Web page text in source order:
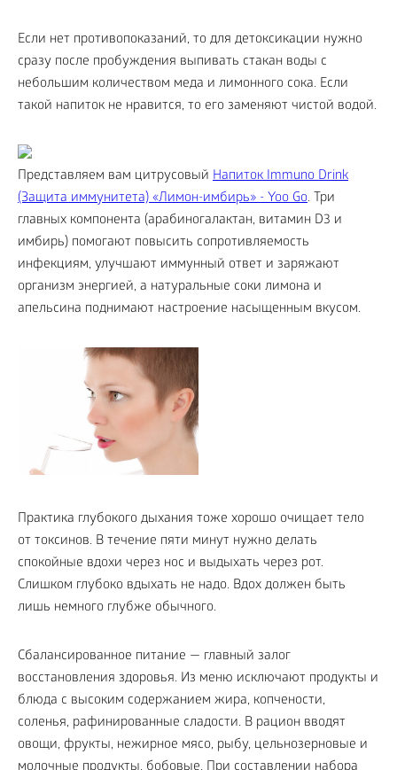
Если нет противопоказаний, то для детоксикации нужно
сразу после пробуждения выпивать стакан воды с
небольшим количеством меда и лимонного сока. Если
такой напиток не нравится, то его заменяют чистой водой.
Представляем вам цитрусовый Напиток Immuno Drink
(Защита иммунитета) «Лимон-имбирь» - Yoo Gо. Три
главных компонента (арабиногалактан, витамин D3 и
имбирь) помогают повысить сопротивляемость
инфекциям, улучшают иммунный ответ и заряжают
организм энергией, а натуральные соки лимона и
апельсина поднимают настроение насыщенным вкусом.
Практика глубокого дыхания тоже хорошо очищает тело
от токсинов. В течение пяти минут нужно делать
спокойные вдохи через нос и выдыхать через рот.
Слишком глубоко вдыхать не надо. Вдох должен быть
лишь немного глубже обычного.
Сбалансированное питание — главный залог
восстановления здоровья. Из меню исключают продукты и
блюда с высоким содержанием жира, копчености,
соленья, рафинированные сладости. В рацион вводят
овощи, фрукты, нежирное мясо, рыбу, цельнозерновые и